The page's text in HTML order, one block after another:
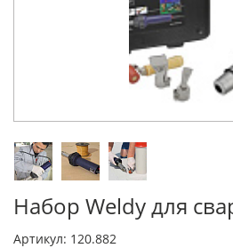
Набор Weldy для
Артикул: 120.882